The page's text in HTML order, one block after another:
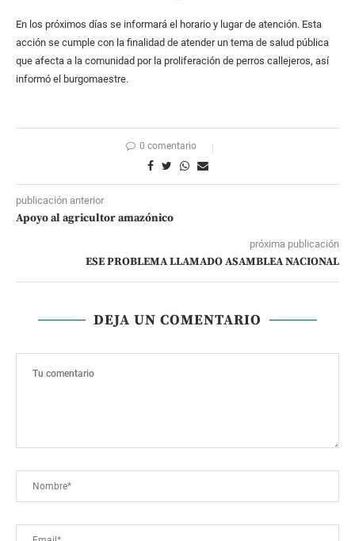
En los próximos días se informará el horario y lugar de atención. Esta
acción se cumple con la finalidad de atender un tema de salud pública
que afecta a la comunidad por la proliferación de perros callejeros, así
informó el burgomaestre.
0 comentario
publicación anterior
Apoyo al agricultor amazónico
próxima publicación
ESE PROBLEMA LLAMADO ASAMBLEA NACIONAL
DEJA UN COMENTARIO